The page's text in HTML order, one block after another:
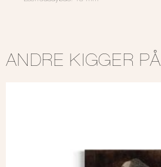
ANDRE KIGGER PÅ